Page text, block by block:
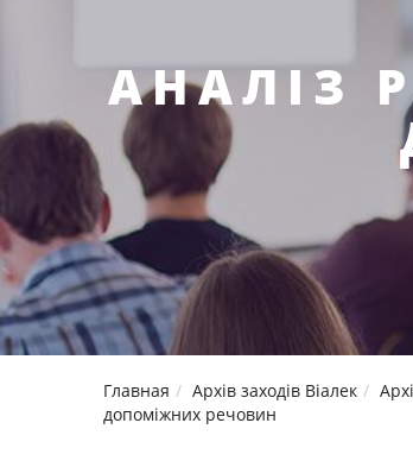
АНАЛІЗ
Главная Архів заходів Віалек
допоміжних речовин